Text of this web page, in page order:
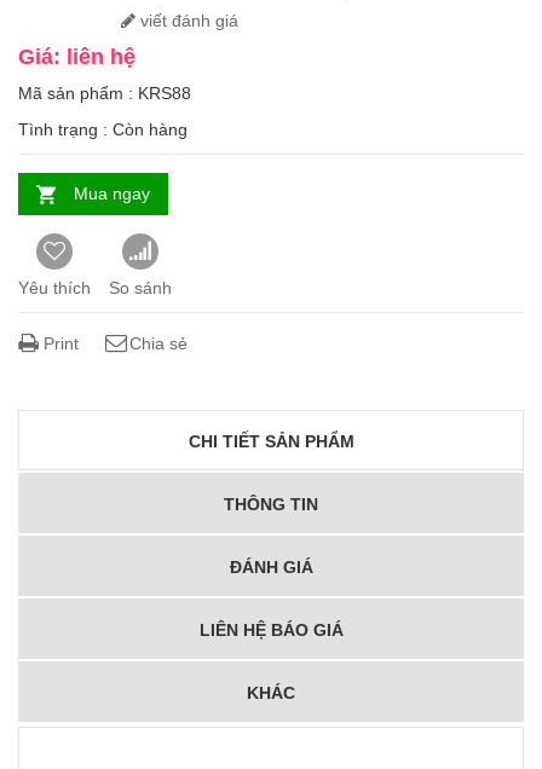
viết đánh giá
Giá: liên hệ
Mã sản phẩm : KRS88
Tình trạng : Còn hàng
Mua ngay
Yêu thích So sánh
Print Chia sẻ
CHI TIẾT SẢN PHẨM
THÔNG TIN
ĐÁNH GIÁ
LIÊN HỆ BÁO GIÁ
KHÁC